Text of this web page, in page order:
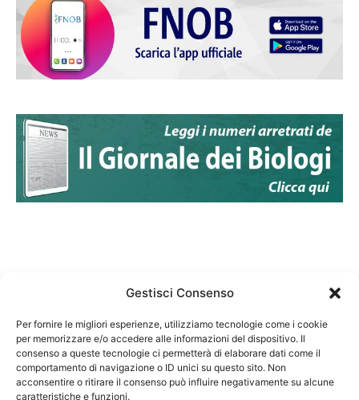
Gestisci Consenso
Per fornire le migliori esperienze, utilizziamo tecnologie come i cookie
per memorizzare e/o accedere alle informazioni del dispositivo. Il
consenso a queste tecnologie ci permetterà di elaborare dati come il
comportamento di navigazione o ID unici su questo sito. Non
acconsentire o ritirare il consenso può influire negativamente su alcune
caratteristiche e funzioni.
Federazione Nazionale Degli Ordini dei Biologi:
codice fiscale 80069130583
Responsabile sito internet www.fnob.it: Vincenzo